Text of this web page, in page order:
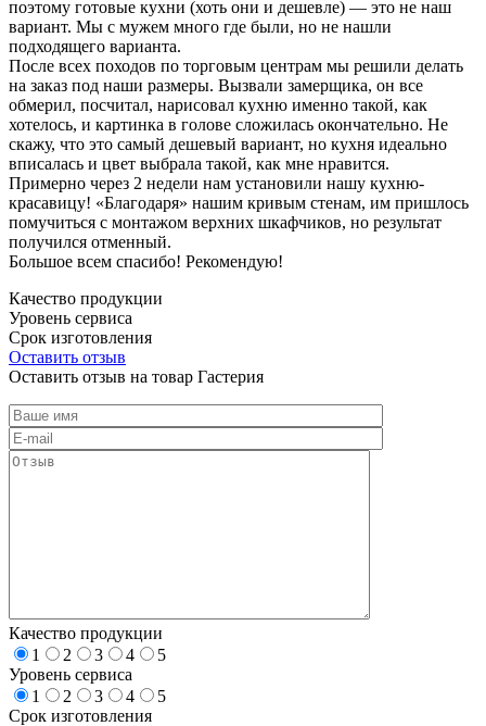
поэтому готовые кухни (хоть они и дешевле) — это не наш
вариант. Мы с мужем много где были, но не нашли
подходящего варианта.
После всех походов по торговым центрам мы решили делать
на заказ под наши размеры. Вызвали замерщика, он все
обмерил, посчитал, нарисовал кухню именно такой, как
хотелось, и картинка в голове сложилась окончательно. Не
скажу, что это самый дешевый вариант, но кухня идеально
вписалась и цвет выбрала такой, как мне нравится.
Примерно через 2 недели нам установили нашу кухню-
красавицу! «Благодаря» нашим кривым стенам, им пришлось
помучиться с монтажом верхних шкафчиков, но результат
получился отменный.
Большое всем спасибо! Рекомендую!
Качество продукции
Уровень сервиса
Срок изготовления
Оставить отзыв
Оставить отзыв на товар Гастерия
Качество продукции
1
2 3 4
5
Уровень сервиса
1
2 3 4
5
Срок изготовления